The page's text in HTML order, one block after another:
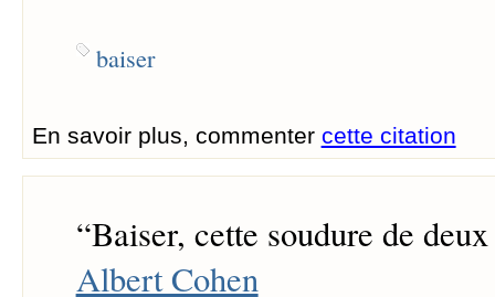
baiser
En savoir plus, commenter cette citation
“Baiser, cette soudure de
Albert Cohen